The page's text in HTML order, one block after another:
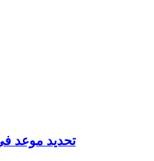
تحديد موعد